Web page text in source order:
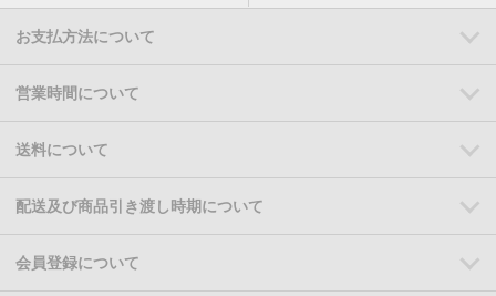
お支払方法について
営業時間について
送料について
配送及び商品引き渡し時期について
会員登録について